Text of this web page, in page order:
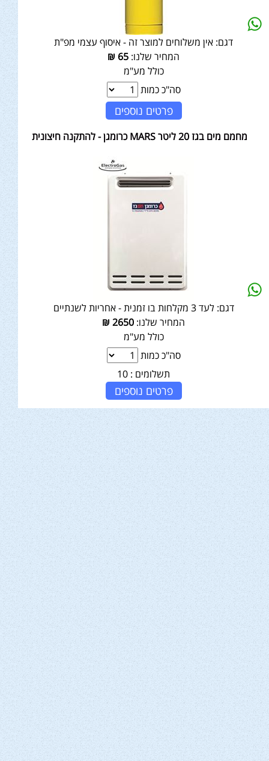
דגם: אין משלוחים למוצר זה - איסוף עצמי מפ"ת
המחיר שלנו: 65
₪
כולל מע"מ
סה"כ כמות
פרטים נוספים
מחמם מים בגז 20 ליטר MARS כרומגן - להתקנה חיצונית
דגם: לעד 3 מקלחות בו זמנית - אחריות לשנתיים
המחיר שלנו: 2650
₪
כולל מע"מ
סה"כ כמות
תשלומים : 10
פרטים נוספים